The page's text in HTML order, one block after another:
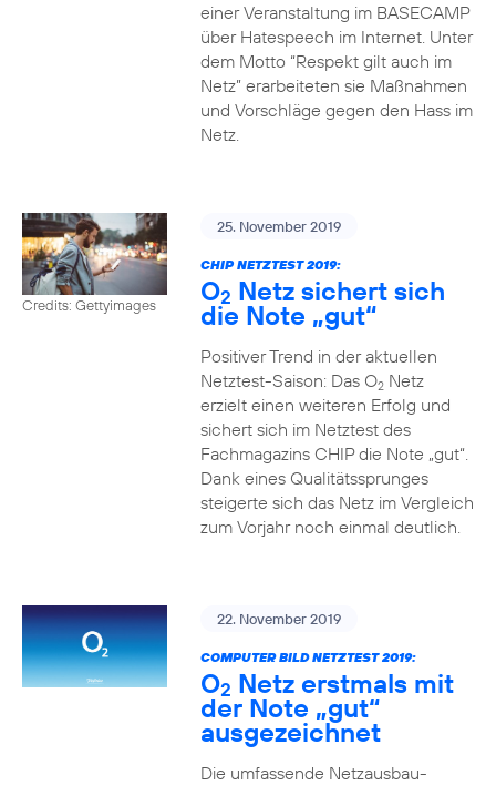
einer Veranstaltung im BASECAMP
über Hatespeech im Internet. Unter
dem Motto “Respekt gilt auch im
Netz” erarbeiteten sie Maßnahmen
und Vorschläge gegen den Hass im
Netz.
Credits: Gettyimages
25. November 2019
CHIP NETZTEST 2019:
O2 Netz sichert sich
die Note „gut“
Positiver Trend in der aktuellen
Netztest-Saison: Das O2Netz
erzielt einen weiteren Erfolg und
sichert sich im Netztest des
Fachmagazins CHIP die Note „gut“.
Dank eines Qualitätssprunges
steigerte sich das Netz im Vergleich
zum Vorjahr noch einmal deutlich.
22. November 2019
COMPUTER BILD NETZTEST 2019:
O2 Netz erstmals mit
der Note „gut“
ausgezeichnet
Die umfassende Netzausbau-